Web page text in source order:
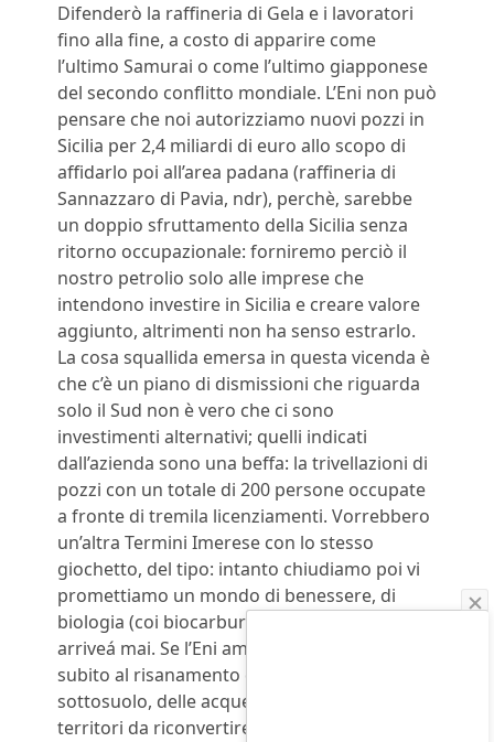
Difenderò la raffineria di Gela e i lavoratori
fino alla fine, a costo di apparire come
l’ultimo Samurai o come l’ultimo giapponese
del secondo conflitto mondiale. L’Eni non può
pensare che noi autorizziamo nuovi pozzi in
Sicilia per 2,4 miliardi di euro allo scopo di
affidarlo poi all’area padana (raffineria di
Sannazzaro di Pavia, ndr), perchè‚ sarebbe
un doppio sfruttamento della Sicilia senza
ritorno occupazionale: forniremo perciò il
nostro petrolio solo alle imprese che
intendono investire in Sicilia e creare valore
aggiunto, altrimenti non ha senso estrarlo.
La cosa squallida emersa in questa vicenda è
che c’è un piano di dismissioni che riguarda
solo il Sud non è vero che ci sono
investimenti alternativi; quelli indicati
dall’azienda sono una beffa: la trivellazioni di
pozzi con un totale di 200 persone occupate
a fronte di tremila licenziamenti. Vorrebbero
un’altra Termini Imerese con lo stesso
giochetto, del tipo: intanto chiudiamo poi vi
promettiamo un mondo di benessere, di
biologia (coi biocarburanti, ndr) che non
arriveá mai. Se l’Eni ama l’ambiente proceda
subito al risanamento del suolo e del
sottosuolo, delle acque, e bonifichi interi
territori da riconvertire economicamente.